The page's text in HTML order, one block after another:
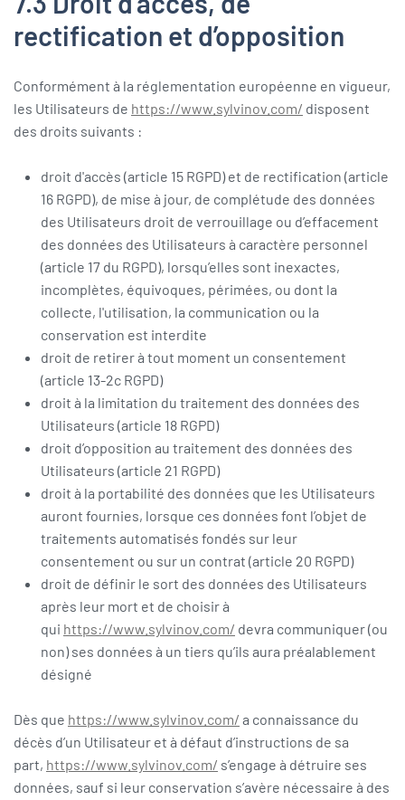
rectification et d’opposition
Conformément à la réglementation européenne en vigueur,
les Utilisateurs de https://www.sylvinov.com/ disposent
des droits suivants :
droit d'accès (article 15 RGPD) et de rectification (article
16 RGPD), de mise à jour, de complétude des données
des Utilisateurs droit de verrouillage ou d’effacement
des données des Utilisateurs à caractère personnel
(article 17 du RGPD), lorsqu’elles sont inexactes,
incomplètes, équivoques, périmées, ou dont la
collecte, l'utilisation, la communication ou la
conservation est interdite
droit de retirer à tout moment un consentement
(article 13-2c RGPD)
droit à la limitation du traitement des données des
Utilisateurs (article 18 RGPD)
droit d’opposition au traitement des données des
Utilisateurs (article 21 RGPD)
droit à la portabilité des données que les Utilisateurs
auront fournies, lorsque ces données font l’objet de
traitements automatisés fondés sur leur
consentement ou sur un contrat (article 20 RGPD)
droit de définir le sort des données des Utilisateurs
après leur mort et de choisir à
qui https://www.sylvinov.com/ devra communiquer (ou
non) ses données à un tiers qu’ils aura préalablement
désigné
Dès que https://www.sylvinov.com/ a connaissance du
décès d’un Utilisateur et à défaut d’instructions de sa
part, https://www.sylvinov.com/ s’engage à détruire ses
données, sauf si leur conservation s’avère nécessaire à des